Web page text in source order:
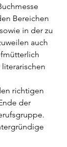
Bereichen
in der zu
auch
richtigen
der